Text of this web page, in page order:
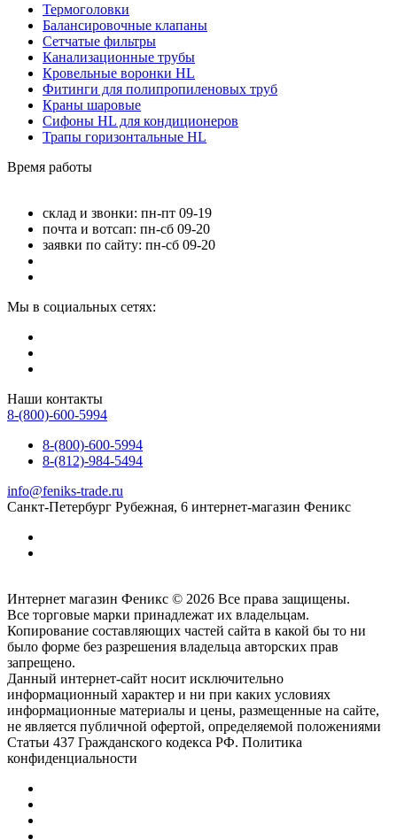
Термоголовки
Балансировочные клапаны
Сетчатые фильтры
Канализационные трубы
Кровельные воронки HL
Фитинги для полипропиленовых труб
Краны шаровые
Сифоны HL для кондиционеров
Трапы горизонтальные HL
Время работы
склад и звонки: пн-пт 09-19
почта и вотсап: пн-сб 09-20
заявки по сайту: пн-сб 09-20
Мы в социальных сетях:
Наши контакты
8-(800)-600-5994
8-(800)-600-5994
8-(812)-984-5494
info@feniks-trade.ru
Санкт-Петербург Рубежная, 6 интернет-магазин Феникс
Интернет магазин Феникс © 2026 Все права защищены.
Все торговые марки принадлежат их владельцам.
Копирование составляющих частей сайта в какой бы то ни
было форме без разрешения владельца авторских прав
запрещено.
Данный интернет-сайт носит исключительно
информационный характер и ни при каких условиях
информационные материалы и цены, размещенные на сайте,
не является публичной офертой, определяемой положениями
Статьи 437 Гражданского кодекса РФ. Политика
конфиденциальности